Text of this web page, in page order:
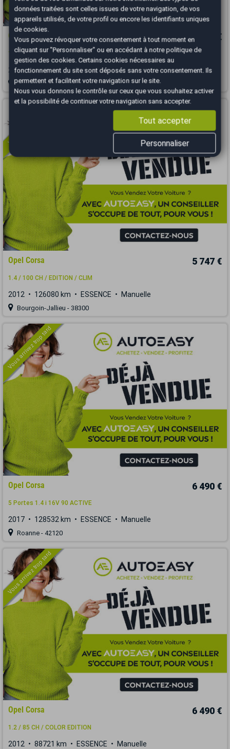
Opel Corsa 3 990 €
1.2 i 16v twinport 80ch
2008 144222 km ESSENCE Manuelle
Dijon - 21000
Vous arrivez trop tard
Opel Corsa 5 747 €
1.4 / 100 CH / EDITION / CLIM
2012 126080 km ESSENCE Manuelle
Bourgoin-Jallieu - 38300
Vous arrivez trop tard
Opel Corsa 6 490 €
5 Portes 1.4 i 16V 90 ACTIVE
2017 128532 km ESSENCE Manuelle
Roanne - 42120
Vous arrivez trop tard
Opel Corsa 6 490 €
1.2 / 85 CH / COLOR EDITION
2012 88721 km ESSENCE Manuelle
données traitées sont celles issues de votre navigation, de vos
appareils utilisés, de votre profil ou encore les identifiants uniques
de cookies.
Vous pouvez révoquer votre consentement à tout moment en
cliquant sur "Personnaliser" ou en accédant à notre politique de
gestion des cookies. Certains cookies nécessaires au
fonctionnement du site sont déposés sans votre consentement. Ils
permettent et facilitent votre navigation sur le site.
Nous vous donnons le contrôle sur ceux que vous souhaitez activer
et la possibilité de continuer votre navigation sans accepter.
Tout accepter
Personnaliser